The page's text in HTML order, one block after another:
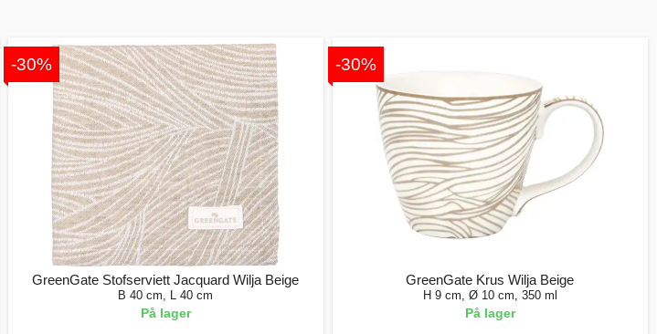
-30%
GreenGate Stofserviett Jacquard Wilja Beige
B 40 cm, L 40 cm
På lager
-30%
GreenGate Krus Wilja Beige
H 9 cm, Ø 10 cm, 350 ml
På lager